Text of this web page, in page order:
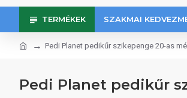
TERMÉKEK SZAKMAI
Pedi Planet pedikűr szikepenge 20-as
Pedi Planet pedikűr